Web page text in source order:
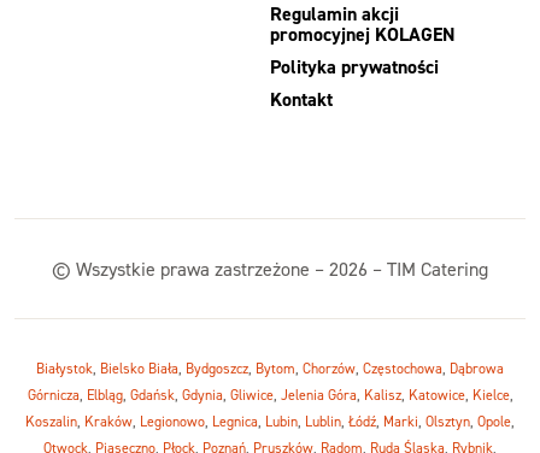
Regulamin akcji
promocyjnej KOLAGEN
Polityka prywatności
Kontakt
© Wszystkie prawa zastrzeżone – 2026 – TIM Catering
Białystok, Bielsko Biała, Bydgoszcz, Bytom, Chorzów, Częstochowa, Dąbrowa
Górnicza, Elbląg, Gdańsk, Gdynia, Gliwice, Jelenia Góra, Kalisz, Katowice, Kielce,
Koszalin, Kraków, Legionowo, Legnica, Lubin, Lublin, Łódź, Marki, Olsztyn, Opole,
Otwock, Piaseczno, Płock, Poznań, Pruszków, Radom, Ruda Śląska, Rybnik,